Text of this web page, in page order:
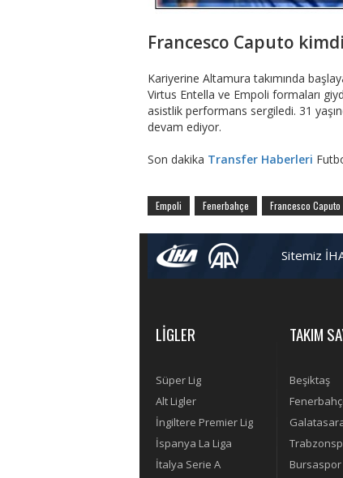
Francesco Caputo
Kariyerine Altamura takımında
Virtus Entella ve Empoli formaları
asistlik performans sergiledi. 31
devam ediyor.
Son dakika Transfer Haberleri
Empoli Fenerbahçe Francesco Caputo
Sitemiz
LİGLER
Süper Lig
Alt Ligler
İngiltere Premier Lig
İspanya La Liga
İtalya Serie A
TAKIM
Beşiktaş
Bursaspor